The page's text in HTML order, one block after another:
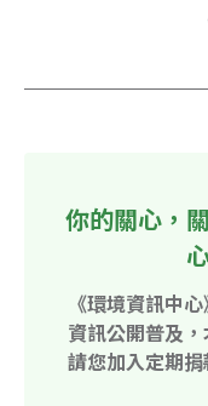
你的關心，
《環境資訊中
資訊公開普及
請您加入定期